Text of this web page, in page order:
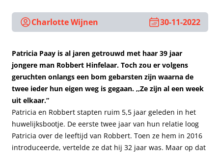
Charlotte Wijnen 30-11-2022
Patricia Paay is al jaren getrouwd met haar 39 jaar
jongere man Robbert Hinfelaar. Toch zou er volgens
geruchten onlangs een bom gebarsten zijn waarna de
twee ieder hun eigen weg is gegaan. ,,Ze zijn al een week
uit elkaar.”
Patricia en Robbert stapten ruim 5,5 jaar geleden in het
huwelijksbootje. De eerste twee jaar van hun relatie loog
Patricia over de leeftijd van Robbert. Toen ze hem in 2016
introduceerde, vertelde ze dat hij 32 jaar was. Maar op dat